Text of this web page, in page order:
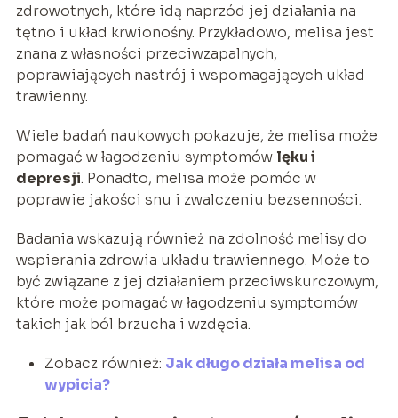
zdrowotnych, które idą naprzód jej działania na
tętno i układ krwionośny. Przykładowo, melisa jest
znana z własności przeciwzapalnych,
poprawiających nastrój i wspomagających układ
trawienny.
Wiele badań naukowych pokazuje, że melisa może
pomagać w łagodzeniu symptomów lęku i
depresji. Ponadto, melisa może pomóc w
poprawie jakości snu i zwalczeniu bezsenności.
Badania wskazują również na zdolność melisy do
wspierania zdrowia układu trawiennego. Może to
być związane z jej działaniem przeciwskurczowym,
które może pomagać w łagodzeniu symptomów
takich jak ból brzucha i wzdęcia.
Zobacz również: Jak długo działa melisa od
wypicia?